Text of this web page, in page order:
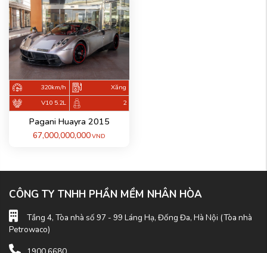
320km/h
Xăng
V10 5.2L
2
Pagani Huayra 2015
67,000,000,000VND
CÔNG TY TNHH PHẦN MỀM NHÂN HÒA
Tầng 4, Tòa nhà số 97 - 99 Láng Hạ, Đống Đa, Hà Nội (Tòa nhà
Petrowaco)